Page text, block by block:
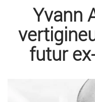
Yvann
futur